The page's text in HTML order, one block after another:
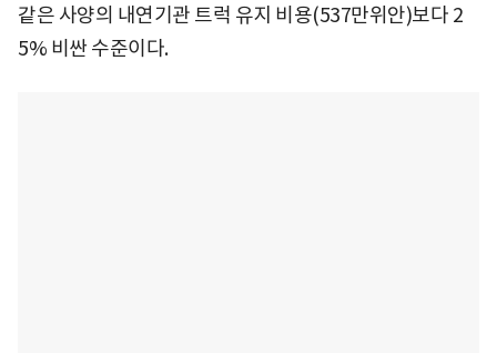
같은 사양의 내연기관 트럭 유지 비용(537만위안)보다 2
5% 비싼 수준이다.